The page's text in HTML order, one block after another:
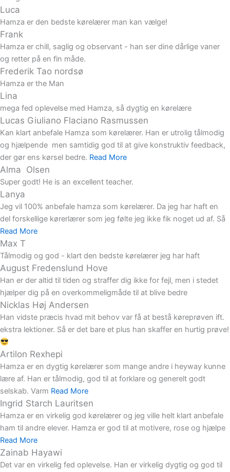
Luca
Hamza er den bedste kørelærer man kan vælge!
Frank
Hamza er chill, saglig og observant - han ser dine dårlige vaner
og retter på en fin måde.
Frederik Tao nordsø
Hamza er the Man
Lina
mega fed oplevelse med Hamza, så dygtig en kørelære
Lucas Giuliano Flaciano Rasmussen
Kan klart anbefale Hamza som kørelærer. Han er utrolig tålmodig
og hjælpende men samtidig god til at give konstruktiv feedback,
der gør ens kørsel bedre. Read More
Alma Olsen
Super godt! He is an excellent teacher.
Lanya
Jeg vil 100% anbefale hamza som kørelærer. Da jeg har haft en
del forskellige kørerlærer som jeg følte jeg ikke fik noget ud af. Så
Read More
Max T
Tålmodig og god - klart den bedste kørelærer jeg har haft
August Fredenslund Hove
Han er der altid til tiden og straffer dig ikke for fejl, men i stedet
hjælper dig på en overkommeligmåde til at blive bedre
Nicklas Høj Andersen
Han vidste præcis hvad mit behov var få at bestå køreprøven ift.
ekstra lektioner. Så er det bare et plus han skaffer en hurtig prøve!
Artilon Rexhepi
Hamza er en dygtig kørelærer som mange andre i heyway kunne
lære af. Han er tålmodig, god til at forklare og generelt godt
selskab. Varm Read More
Ingrid Starch Lauritsen
Hamza er en virkelig god kørelærer og jeg ville helt klart anbefale
ham til andre elever. Hamza er god til at motivere, rose og hjælpe
Read More
Zainab Hayawi
Det var en virkelig fed oplevelse. Han er virkelig dygtig og god til